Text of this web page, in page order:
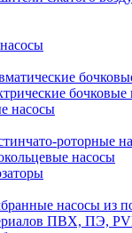
бочковые
насосы
роторные
насосы
насосы из
ПВХ, ПЭ,